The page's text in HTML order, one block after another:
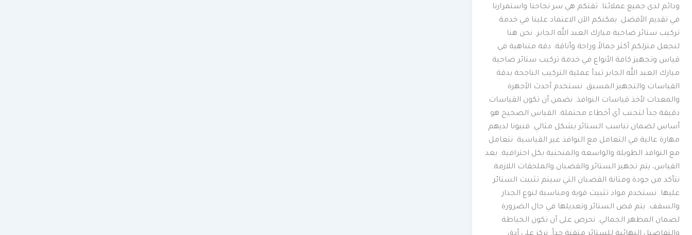
ودائم لدى جميع عملائنا. ثقتكم هي سر نجاحنا واستمرارنا
في تقديم الأفضل. يمكنكم الآن الاعتماد علينا في خدمة
تركيب ستائر ضاحية مبارك العبد الله الجابر. نحن هنا
لنجعل منزلكم أكثر جمالاً وراحة وأناقة. دقة متناهية في
قياس وتجهيز كافة الأنواع في خدمة تركيب ستائر ضاحية
مبارك العبد الله الجابر تبدأ عملية التركيب الناجحة بدقة
القياسات والتجهيز المسبق. نستخدم أحدث الأجهزة
والمعدات لأخذ قياسات النوافذ. نضمن أن تكون القياسات
دقيقة جداً لتجنب أي أخطاء محتملة. القياس الصحيح هو
أساس لضمان تناسب الستائر بشكل مثالي. فنيونا لديهم
مهارة عالية في التعامل مع النوافذ غير القياسية. نتعامل
مع النوافذ الطويلة والواسعة والمنحنية بكل احترافية. بعد
القياس، يتم تجهيز الستائر والقضبان والملحقات اللازمة.
نتأكد من جودة ومتانة القضبان التي سيتم تثبيت الستائر
عليها. نستخدم مواد تثبيت قوية ومناسبة لنوع الجدار
والسقف. يتم قص الستائر وتعديلها في حال الضرورة
لضمان المظهر الجمالي. نحرص على أن تكون الخياطة